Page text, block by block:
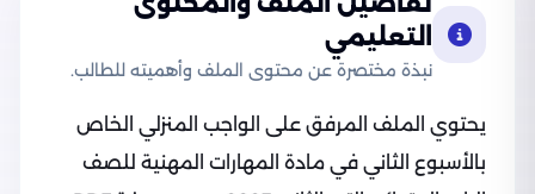
التعليمي
نبذة مختصرة عن محتوى الملف وأهميته للطالب.
يحتوي الملف المرفق على الواجب المنزلي الخاص
بالأسبوع الثاني في مادة المهارات المهنية للصف